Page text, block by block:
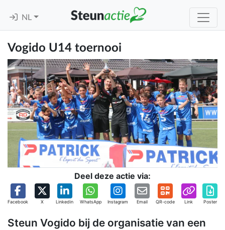
NL
Vogido U14 toernooi
Deel deze actie via:
Facebook X Linkedin WhatsApp Instagram Email QR-code Link Poster
Steun Vogido bij de organisatie van een